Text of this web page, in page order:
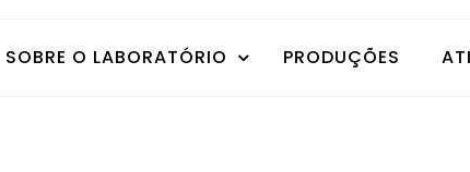
SOBRE O LABORATÓRIO PRODUÇÕES